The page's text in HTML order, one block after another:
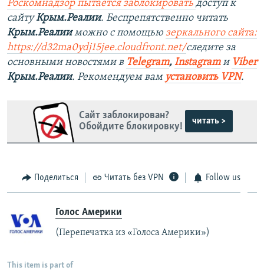
Роскомнадзор пытается заблокировать доступ к
сайтуКрым.Реалии. Беспрепятственно читать
Крым.Реалииможно с помощью зеркального сайта:
https://d32ma0ydj15jee.cloudfront.net/следите за
основными новостями в Telegram, Instagramи Viber
Крым.Реалии. Рекомендуем вам установить VPN.
Сайт заблокирован?
Обойдите блокировку!
читать >
Поделиться Читать без VPN Follow us
Голос Америки
(Перепечатка из «Голоса Америки»)
This item is part of